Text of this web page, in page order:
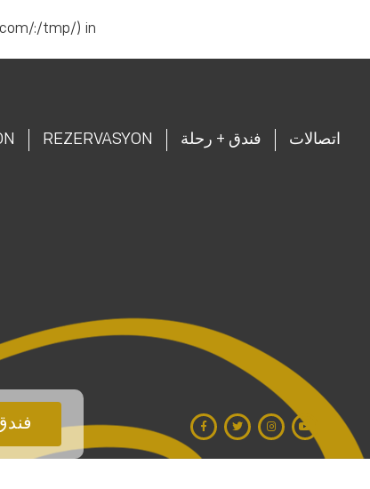
:/tmp/) in
REZERVASYON فندق + رحلة اتصالات